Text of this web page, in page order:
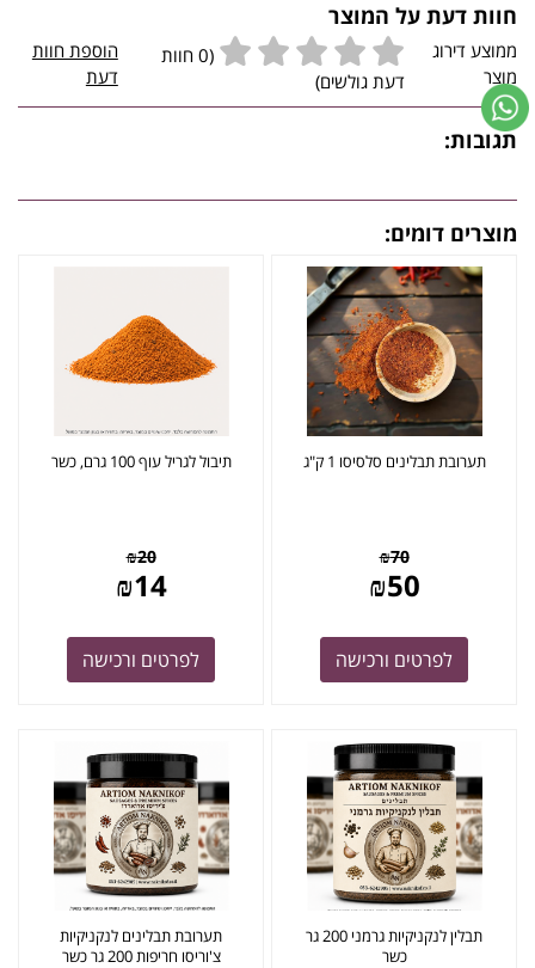
חוות דעת על המוצר
ממוצע דירוג
מוצר
(0 חוות
דעת גולשים)
הוספת חוות
דעת
תגובות:
מוצרים דומים:
תערובת תבלינים סלסיסו 1 ק"ג
₪70
₪50
לפרטים ורכישה
תיבול לגריל עוף 100 גרם, כשר
₪20
₪14
לפרטים ורכישה
תבלין לנקניקיות גרמני 200 גר
כשר
תערובת תבלינים לנקניקיות
צ'וריסו חריפות 200 גר כשר